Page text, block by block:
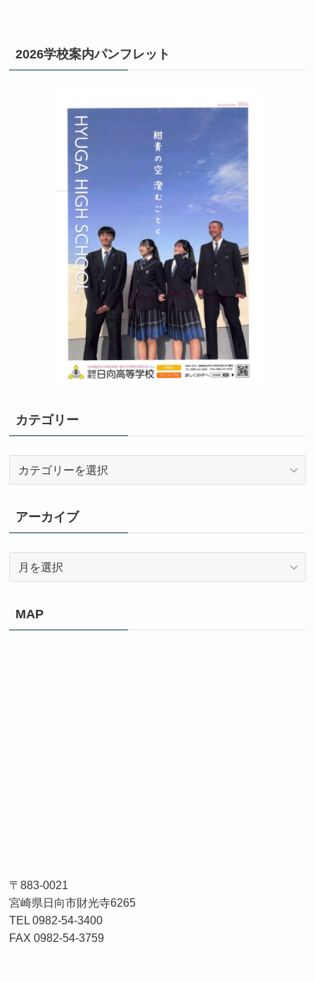
2026学校案内パンフレット
カテゴリー
リ
ー
アーカイブ
イ
ブ
MAP
〒883-0021
宮崎県日向市財光寺6265
TEL 0982-54-3400
FAX 0982-54-3759